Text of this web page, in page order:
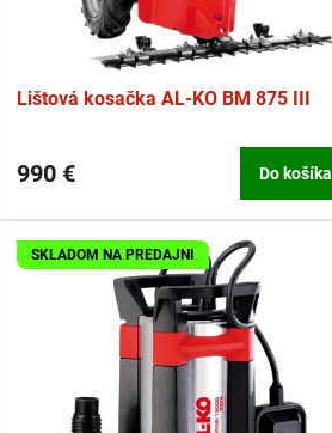
Lištová kosačka AL-KO BM 875 III
990 € Do košíka
SKLADOM NA PREDAJNI